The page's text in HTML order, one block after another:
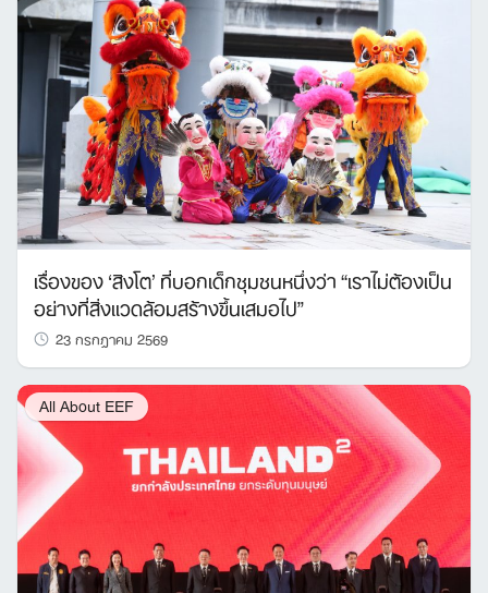
เรื่องของ ‘สิงโต’ ที่บอกเด็กชุมชนหนึ่งว่า “เราไม่ต้องเป็น
อย่างที่สิ่งแวดล้อมสร้างขึ้นเสมอไป”
23 กรกฎาคม 2569
All About EEF